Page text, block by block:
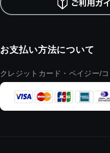
お支払い方法について
クレジットカード・ペイジー/